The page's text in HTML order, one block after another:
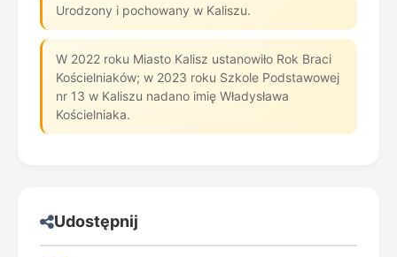
Urodzony i pochowany w Kaliszu.
W 2022 roku Miasto Kalisz ustanowiło Rok Braci
Kościelniaków; w 2023 roku Szkole Podstawowej
nr 13 w Kaliszu nadano imię Władysława
Kościelniaka.
Udostępnij